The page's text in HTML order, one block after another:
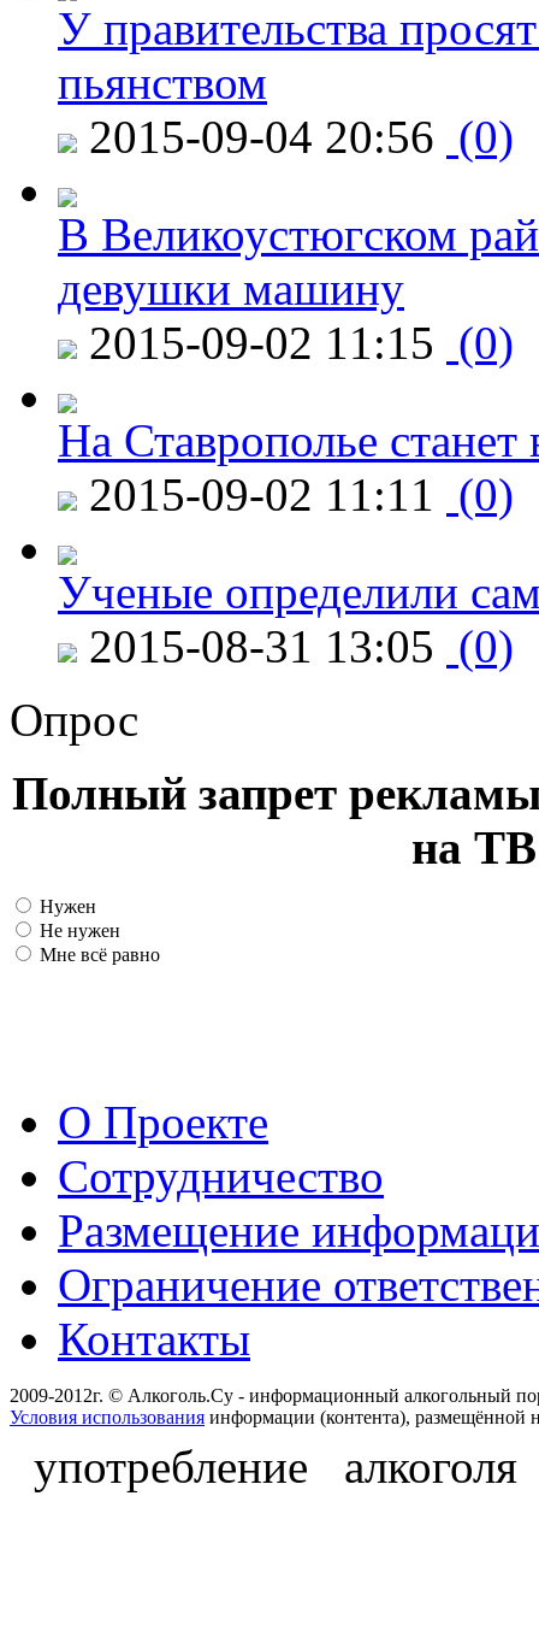
У правительства
пьянством
2015-09-04 20:56 (0)
В Великоустюгском
девушки машину
2015-09-02 11:15 (0)
На Ставрополье
2015-09-02 11:11 (0)
Ученые определили
2015-08-31 13:05 (0)
Опрос
Полный запрет
на ТВ
Нужен
Не нужен
Мне всё равно
О Проекте
Сотрудничество
Размещение
Ограничение
Контакты
2009-2012г. © Алкоголь.Су - информационный алкогольный
Условия использования информации (контента), размещённой
употребление